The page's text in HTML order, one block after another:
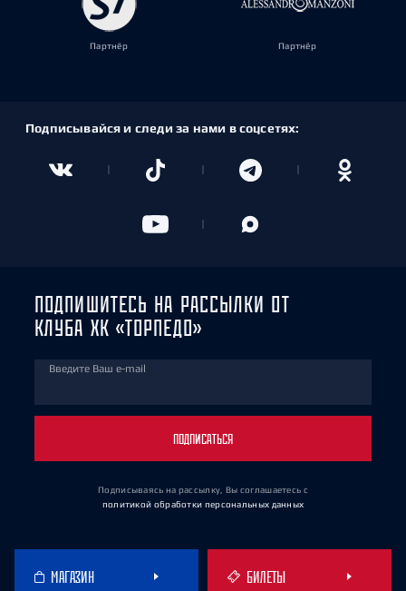
Партнёр Партнёр
Подписывайся и следи за нами в соцсетях:
ПОДПИШИТЕСЬ НА РАССЫЛКИ ОТ
КЛУБА ХК «ТОРПЕДО»
Введите Ваш e-mail
ПОДПИСАТЬСЯ
Подписываясь на рассылку, Вы соглашаетесь с
политикой обработки персональных данных
МАГАЗИН БИЛЕТЫ